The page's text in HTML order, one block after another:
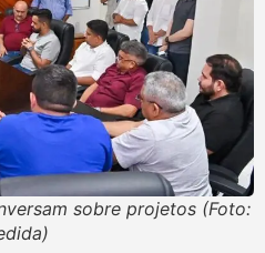
sobre projetos (Foto: